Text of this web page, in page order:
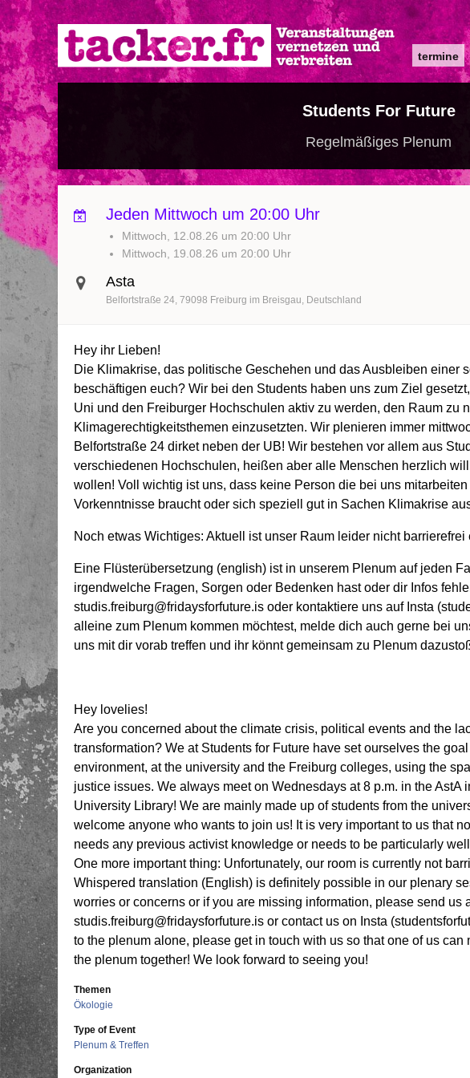
Direkt
zum
Inhalt
Main
navigation
termine
Students For Future
Regelmäßiges Plenum
Jeden Mittwoch um 20:00 Uhr
Mittwoch, 12.08.26 um 20:00 Uhr
Mittwoch, 19.08.26 um 20:00 Uhr
Asta
Belfortstraße 24 79098 Freiburg im Breisgau Deutschland
Hey ihr Lieben!
Die Klimakrise, das politische Geschehen und das Ausbleiben einer
beschäftigen euch? Wir bei den Students haben uns zum Ziel
Uni und den Freiburger Hochschulen aktiv zu werden, den Raum zu
Klimagerechtigkeitsthemen einzusetzten. Wir plenieren immer
Belfortstraße 24 dirket neben der UB! Wir bestehen vor allem aus
verschiedenen Hochschulen, heißen aber alle Menschen herzlich
wollen! Voll wichtig ist uns, dass keine Person die bei uns
Vorkenntnisse braucht oder sich speziell gut in Sachen Klimakrise
Noch etwas Wichtiges: Aktuell ist unser Raum leider nicht barrierefrei
Eine Flüsterübersetzung (english) ist in unserem Plenum auf jeden
irgendwelche Fragen, Sorgen oder Bedenken hast oder dir Infos
studis.freiburg@fridaysforfuture.is oder kontaktiere uns auf Insta
alleine zum Plenum kommen möchtest, melde dich auch gerne bei
uns mit dir vorab treffen und ihr könnt gemeinsam zu Plenum
Hey lovelies!
Are you concerned about the climate crisis, political events and the
transformation? We at Students for Future have set ourselves the
environment, at the university and the Freiburg colleges, using the
justice issues. We always meet on Wednesdays at 8 p.m. in the AstA
University Library! We are mainly made up of students from the
welcome anyone who wants to join us! It is very important to us that
needs any previous activist knowledge or needs to be particularly
One more important thing: Unfortunately, our room is currently not
Whispered translation (English) is definitely possible in our plenary
worries or concerns or if you are missing information, please send us
studis.freiburg@fridaysforfuture.is or contact us on Insta
to the plenum alone, please get in touch with us so that one of us
the plenum together! We look forward to seeing you!
Themen
Ökologie
Type of Event
Plenum & Treffen
Organization